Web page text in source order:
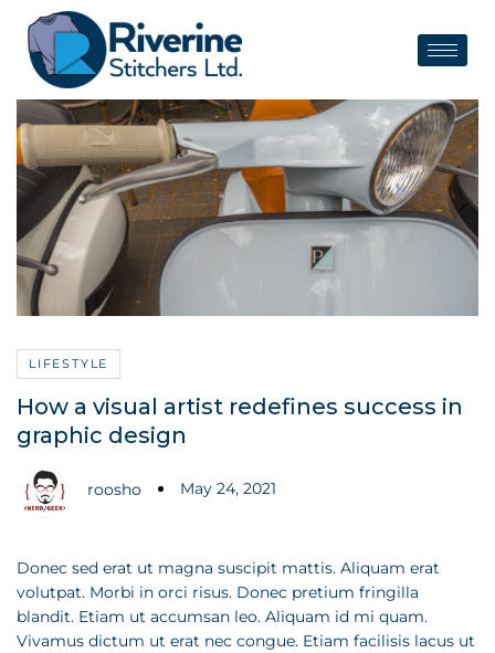
LIFESTYLE
How a visual artist redefines success in
graphic design
roosho May 24, 2021
Donec sed erat ut magna suscipit mattis. Aliquam erat
volutpat. Morbi in orci risus. Donec pretium fringilla
blandit. Etiam ut accumsan leo. Aliquam id mi quam.
Vivamus dictum ut erat nec congue. Etiam facilisis lacus ut